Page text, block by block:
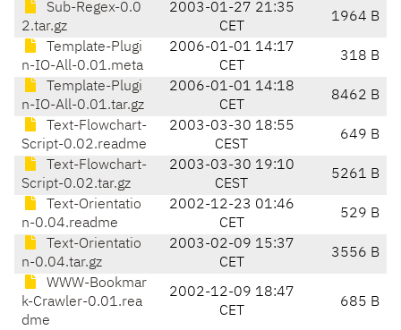
Sub-Regex-0.0
2.tar.gz
2003-01-27 21:35
CET
1964 B
Template-Plugi
n-IO-All-0.01.meta
2006-01-01 14:17
CET
318 B
Template-Plugi
n-IO-All-0.01.tar.gz
2006-01-01 14:18
CET
8462 B
Text-Flowchart-
Script-0.02.readme
2003-03-30 18:55
CEST
649 B
Text-Flowchart-
Script-0.02.tar.gz
2003-03-30 19:10
CEST
5261 B
Text-Orientatio
n-0.04.readme
2002-12-23 01:46
CET
529 B
Text-Orientatio
n-0.04.tar.gz
2003-02-09 15:37
CET
3556 B
WWW-Bookmar
k-Crawler-0.01.rea
dme
2002-12-09 18:47
CET
685 B